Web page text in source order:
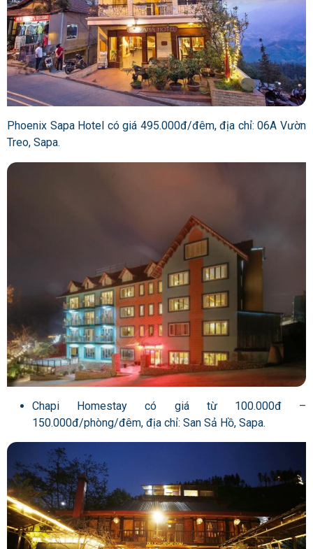
Phoenix Sapa Hotel có giá 495.000đ/đêm, địa chỉ: 06A Vườn
Treo, Sapa.
Chapi Homestay có giá từ 100.000đ –
150.000đ/phòng/đêm, địa chỉ: San Sả Hồ, Sapa.